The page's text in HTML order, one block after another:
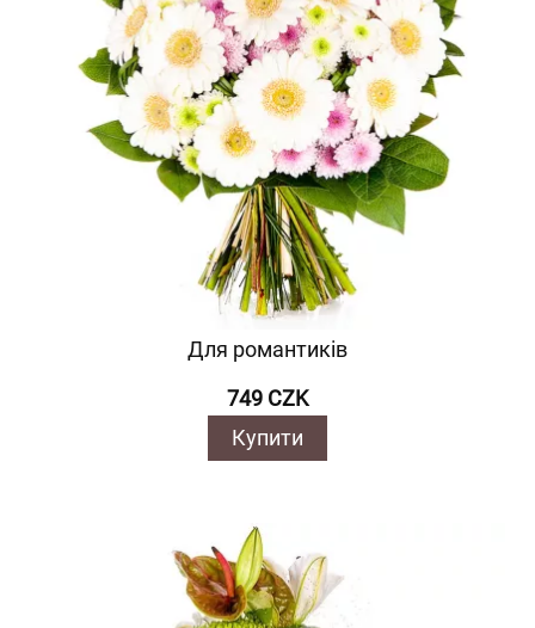
Для романтиків
749 CZK
Купити